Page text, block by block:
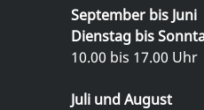
September bis Juni
Dienstag bis
10.00 bis 17.00 Uhr
Juli und August